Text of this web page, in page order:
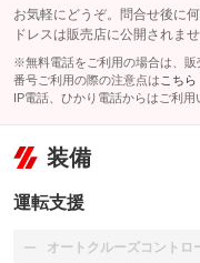
お気軽にどうぞ。問合せ後に
ドレスは販売店に公開されませ
※無料電話をご利用の場合は、
番号ご利用の際の注意点は こちら
IP電話、ひかり電話からはご利用
装備
運転支援
オートクルーズコントロ
：装備なし